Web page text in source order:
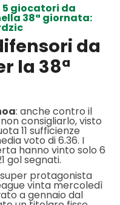
giocatori da
38ª giornata:
da
la 38ª
: anche contro il
consigliarlo, visto
11 sufficienze
voto di 6.36. I
hanno vinto solo 6
gol segnati.
protagonista
vinta mercoledì
a gennaio dal